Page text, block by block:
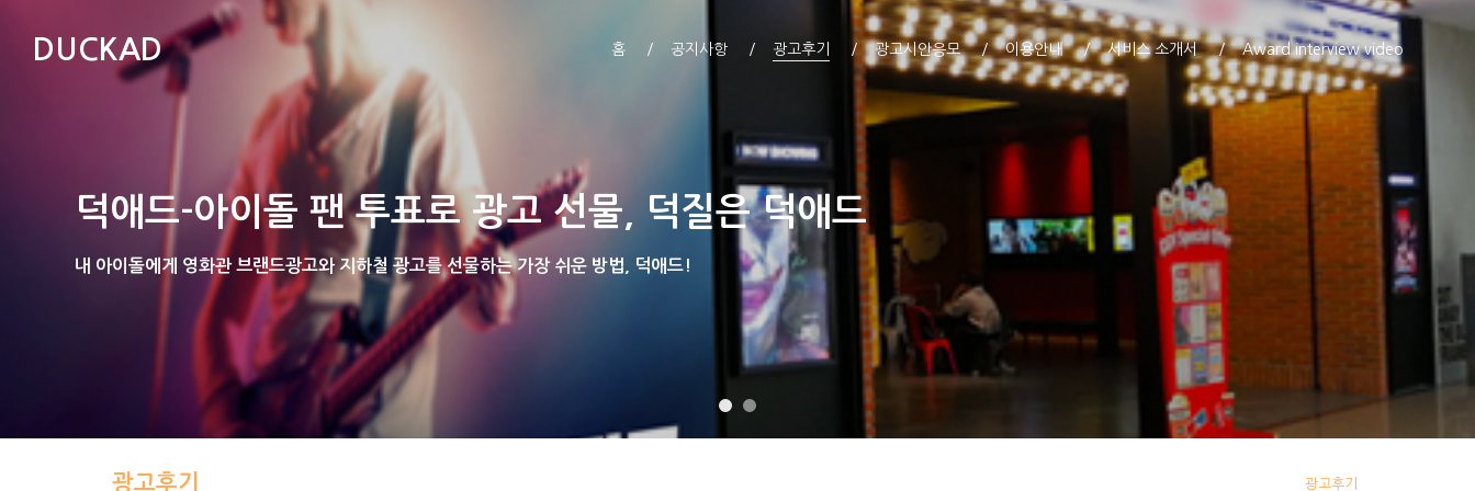
DUCKAD 홈 공지사항 광고후기 광고시안응모 이용안내 서비스 소개서 Award interview video
덕애드-아이돌 팬 투표로 광고 선물, 덕질은 덕애드
내 아이돌에게 영화관 브랜드광고와 지하철 광고를 선물하는 가장 쉬운 방법, 덕애드!
광고후기 광고후기